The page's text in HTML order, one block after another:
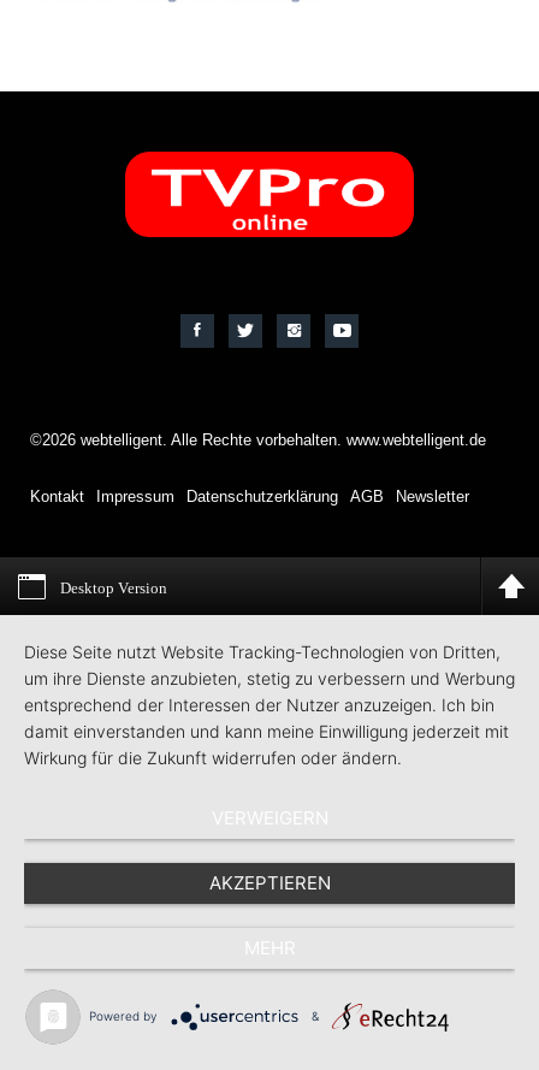
©2026 webtelligent. Alle Rechte vorbehalten. www.webtelligent.de
Kontakt Impressum Datenschutzerklärung AGB Newsletter
Desktop Version
Diese Seite nutzt Website Tracking-Technologien von Dritten,
um ihre Dienste anzubieten, stetig zu verbessern und Werbung
entsprechend der Interessen der Nutzer anzuzeigen. Ich bin
damit einverstanden und kann meine Einwilligung jederzeit mit
Wirkung für die Zukunft widerrufen oder ändern.
VERWEIGERN
AKZEPTIEREN
MEHR
Powered by &